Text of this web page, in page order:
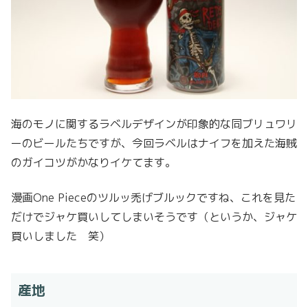
海のモノに関するラベルデザインが印象的な同ブリュワリ
ーのビールたちですが、今回ラベルはナイフを加えた海賊
のガイコツがかなりイケてます。
漫画One Pieceのツルッ禿げブルックですね、これを見た
だけでジャケ買いしてしまいそうです（というか、ジャケ
買いしました 笑）
産地